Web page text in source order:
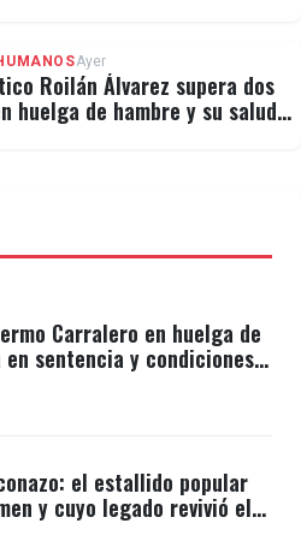
Ayer
Roilán Álvarez supera dos
huelga de hambre y su salud
Carralero en huelga de
en sentencia y condiciones
el estallido popular
y cuyo legado revivió el